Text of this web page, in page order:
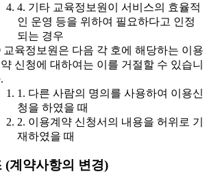
4. 기타 교육정보원이 서비스의 효율적
인 운영 등을 위하여 필요하다고 인정
되는 경우
육정보원은 다음 각 호에 해당하는 이용
신청에 대하여는 이를 거절할 수 있습니
1. 다른 사람의 명의를 사용하여 이용신
청을 하였을 때
2. 이용계약 신청서의 내용을 허위로 기
재하였을 때
(계약사항의 변경)